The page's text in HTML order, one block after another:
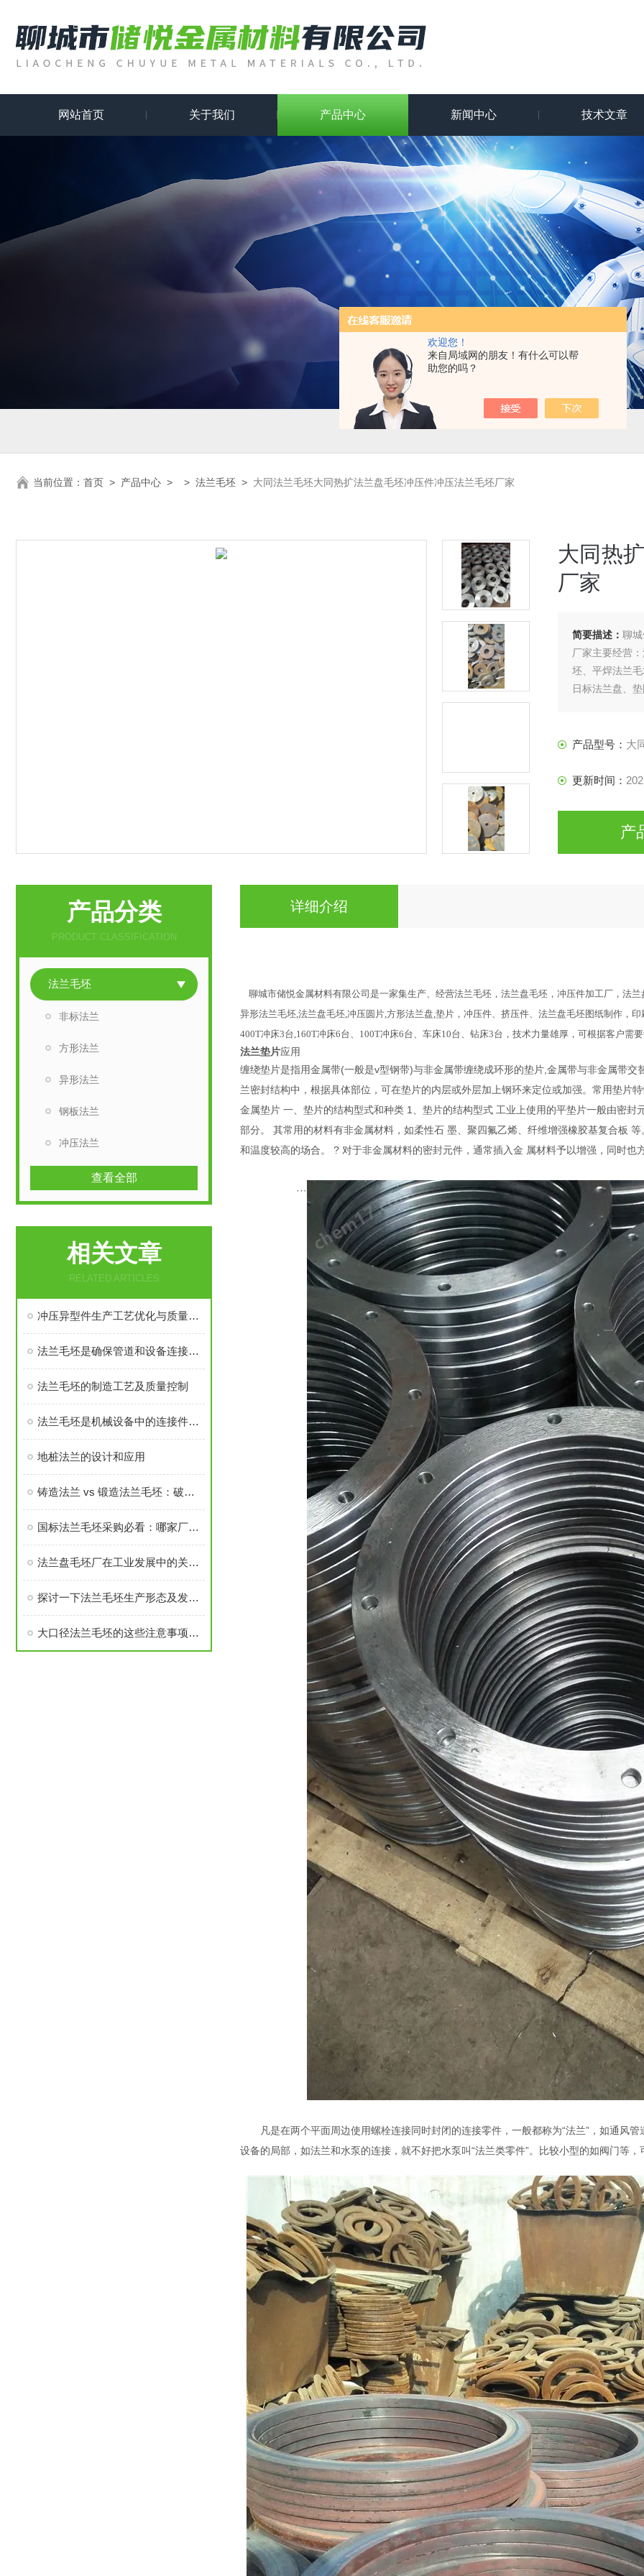
欢迎您！
来自局域网的朋友！有什么可以帮
助您的吗？
网站首页 关于我们 产品中心 新闻中心 技术文章
当前位置： 首页 > 产品中心 > > 法兰毛坯 > 大同法兰毛坯大同热扩法兰盘毛坯冲压件冲压法兰毛坯厂家
大同热
厂家
简要描述：聊
厂家主要经营
坯、平焊法兰
日标法兰盘、
产品型号： 大
更新时间：
产
详细介绍
聊城市储悦金属材料有限公司是一家集生产、经营法兰毛坯，法兰盘毛坯，冲压件加工厂，法
异形法兰毛坯,法兰盘毛坯,冲压圆片,方形法兰盘,垫片，冲压件、挤压件、法兰盘毛坯图纸制作，
400T冲床3台,160T冲床6台、100T冲床6台、车床10台、钻床3台，技术力量雄厚，可根据客户需
法兰垫片应用
缠绕垫片是指用金属带(一般是v型钢带)与非金属带缠绕成环形的垫片,金属带与非金属带
兰密封结构中，根据具体部位，可在垫片的内层或外层加上钢环来定位或加强。常用垫片
金属垫片 一、垫片的结构型式和种类 1、垫片的结构型式 工业上使用的平垫片一般由密
部分。 其常用的材料有非金属材料，如柔性石 墨、聚四氟乙烯、纤维增强橡胶基复合板
和温度较高的场合。 ? 对于非金属材料的密封元件，通常插入金 属材料予以增强，同时也
···
凡是在两个平面周边使用螺栓连接同时封闭的连接零件，一般都称为“法兰”，如通风管
设备的局部，如法兰和水泵的连接，就不好把水泵叫“法兰类零件”。比较小型的如阀门等，
产品分类
PRODUCT CLASSIFICATION
法兰毛坯
非标法兰
方形法兰
异形法兰
钢板法兰
冲压法兰
查看全部
相关文章
RELATED ARTICLES
冲压异型件生产工艺优化与质量控制
法兰毛坯是确保管道和设备连接密封性、承载力的基础
法兰毛坯的制造工艺及质量控制
法兰毛坯是机械设备中的连接件之一
地桩法兰的设计和应用
铸造法兰 vs 锻造法兰毛坯：破坏性测试告诉你谁更耐用
国标法兰毛坯采购必看：哪家厂家的售后与口碑经得起考验？
法兰盘毛坯厂在工业发展中的关键角色
探讨一下法兰毛坯生产形态及发展前景
大口径法兰毛坯的这些注意事项要了解